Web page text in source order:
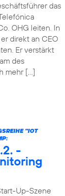
das
OHG leiten. In
direkt an CEO
Er verstärkt
des
mehr […]
"IOT
-
Up-Szene